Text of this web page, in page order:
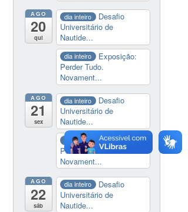
AGO
20
qui
dia inteiro
Desafio
Universitário de
Nautide...
dia inteiro
Exposição:
Perder Tudo.
Novament...
AGO
21
sex
dia inteiro
Desafio
Universitário de
Nautide...
dia inteiro
Exposição:
Perder Tudo.
Novament...
AGO
22
sáb
dia inteiro
Desafio
Universitário de
Nautide...